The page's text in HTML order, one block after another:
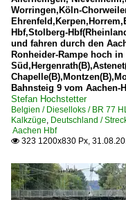
Worringen,Köln-
Hbf,Stolberg-
und fahren durch den
Ronheider-Rampe hoch
Bahnsteig 9 vom Aachen-
Stefan Hochstetter
Belgien / Dieselloks / BR 77
Kalkzüge, Deutschland /
Aachen Hbf
 323 1200x830 Px,